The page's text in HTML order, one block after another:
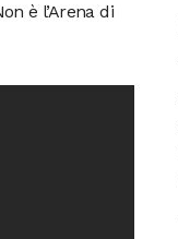
è l’Arena di